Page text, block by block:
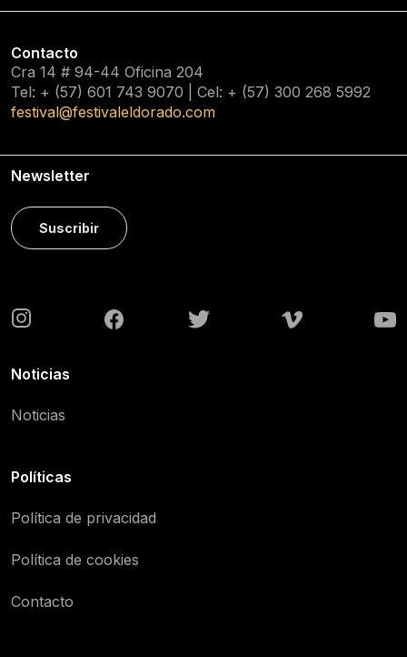
Contacto
Cra 14 # 94-44 Oficina 204
Tel: + (57) 601 743 9070 | Cel: + (57) 300 268 5992
festival@festivaleldorado.com
Newsletter
Suscribir
Noticias
Noticias
Políticas
Política de privacidad
Política de cookies
Contacto